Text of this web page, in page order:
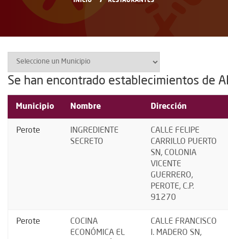
Se han encontrado establecimientos de
Municipio Nombre Dirección
Perote
INGREDIENTE
SECRETO
CALLE FELIPE
CARRILLO PUERTO
SN, COLONIA
VICENTE
GUERRERO,
PEROTE, C.P.
91270
Perote
COCINA
ECONÓMICA EL
CALLE FRANCISCO
I. MADERO SN,